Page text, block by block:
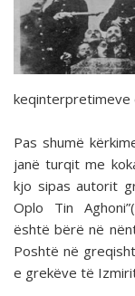
Pas shumë
janë turqit me
kjo sipas autorit
Oplo Tin
është bërë në
Poshtë në
e grekëve të